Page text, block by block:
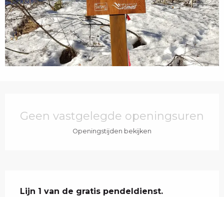
Geen vastgelegde openingsuren
Openingstijden bekijken
Lijn 1 van de gratis pendeldienst.